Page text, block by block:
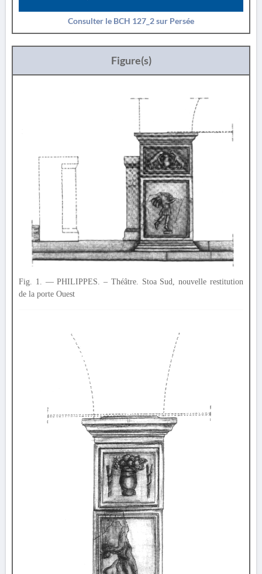
Consulter le BCH 127_2 sur Persée
Figure(s)
Fig. 1. — PHILIPPES. – Théâtre. Stoa Sud, nouvelle restitution
de la porte Ouest